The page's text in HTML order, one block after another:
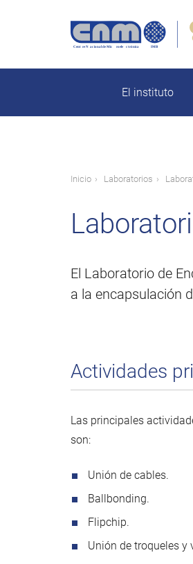
El instituto
Ruta
navegación
Inicio Laboratorios
El Laboratorio de
a la encapsulación
Actividades
Las principales
son:
Unión de cables.
Ballbonding.
Flipchip.
Unión de troqueles y